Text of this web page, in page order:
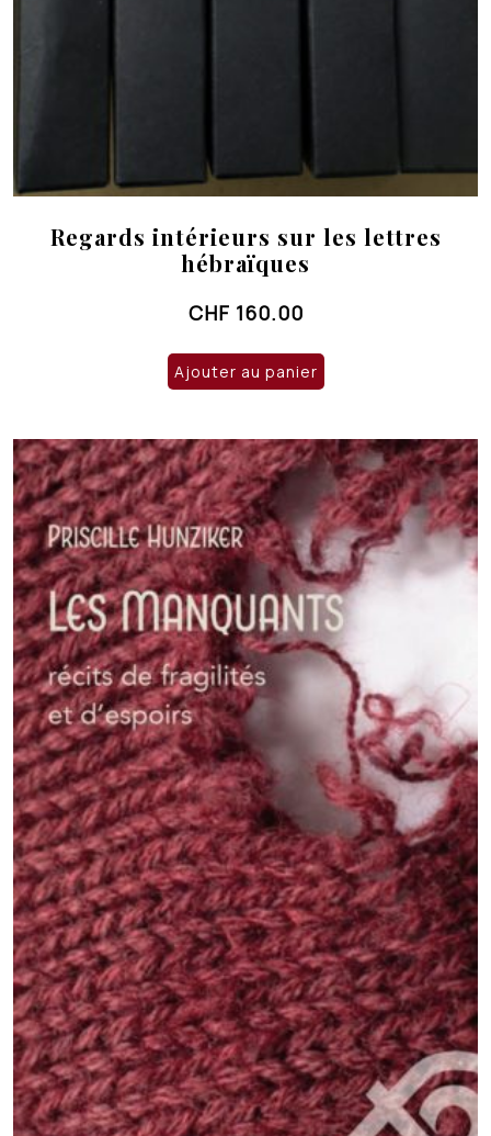
Regards intérieurs sur les lettres
hébraïques
CHF 160.00
Ajouter au panier